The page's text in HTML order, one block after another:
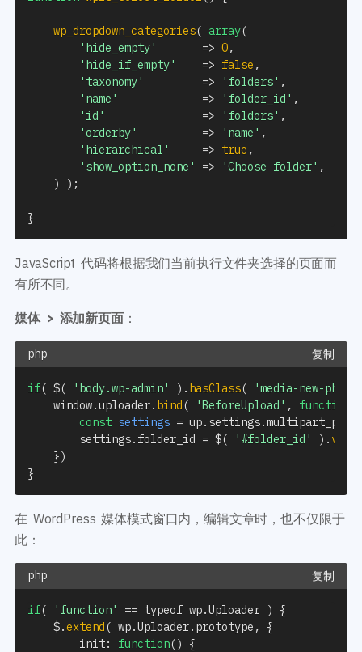
wp_dropdown_categories( array(
'hide_empty'
=> 0,
'hide_if_empty'
=> false ,
'taxonomy'
=> 'folders' ,
'name'
=> 'folder_id' ,
'id'
=> 'folders' ,
'orderby'
=> 'name' ,
'hierarchical'
=> true ,
'show_option_none'
=> 'Choose folder' ,
)
) ;
}
JavaScript 代码将根据我们当前执行文件夹选择的页面而
有所不同。
媒体 > 添加新页面：
复制
if( $( 'body.wp-admin' ) . hasClass( 'media-new-php'
	window
.uploader. bind( 'BeforeUpload' , function
const settings = up. settings.
		settings
. folder_id = $( '#folder_id' ) . val
})
}
在 WordPress 媒体模式窗口内，编辑文章时，也不仅限于
此：
复制
if( 'function' == typeof wp.Uploader )
{
	$
.extend( wp.Uploader. prototype ,
{
		init
: function() {